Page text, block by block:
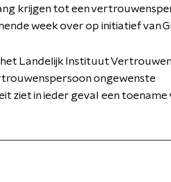
krijgen tot een
week over op initiatief van
Landelijk Instituut
ongewenste
ziet in ieder geval een toename